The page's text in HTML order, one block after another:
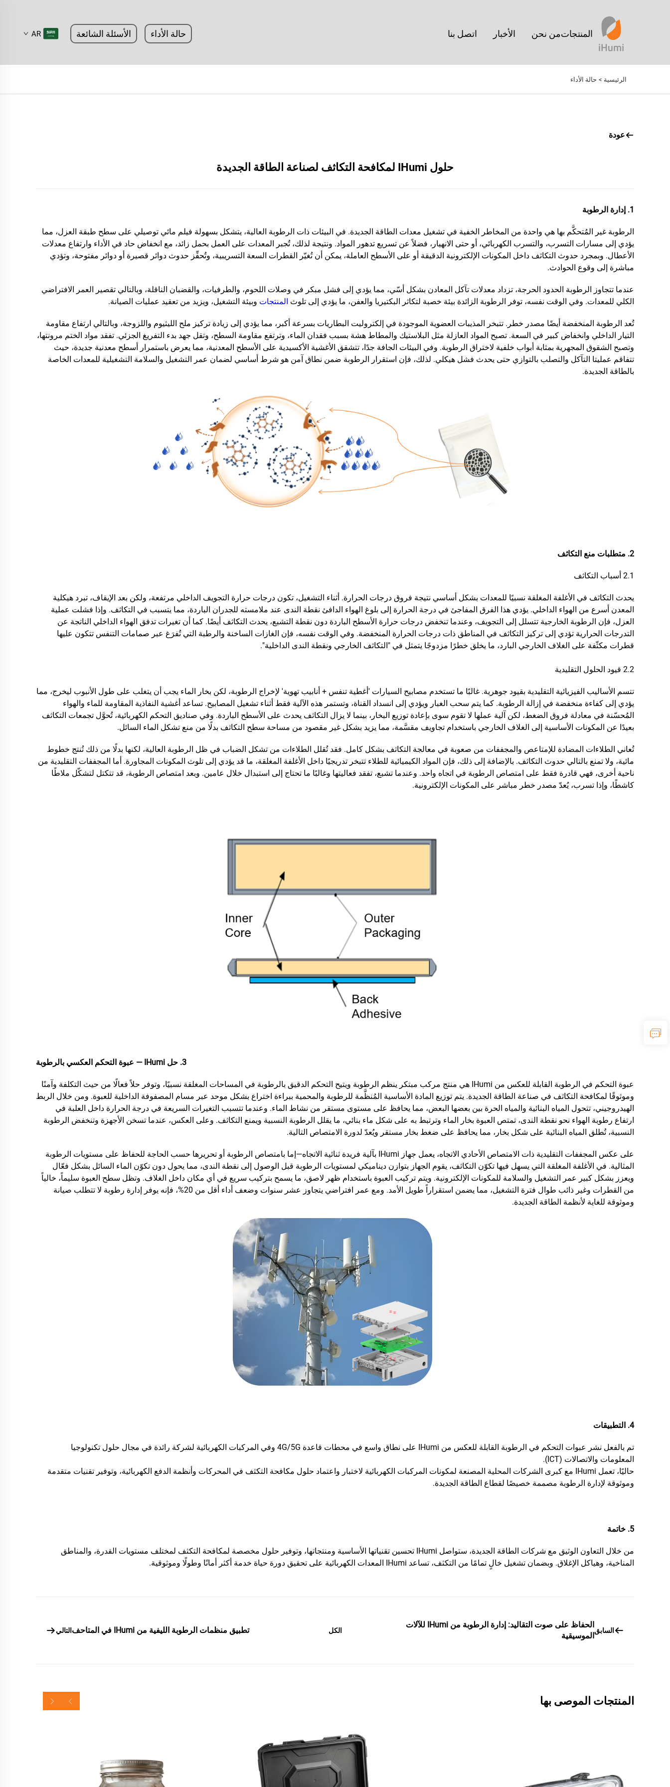
المنتجاتمن نحن الأخبار اتصل بنا حالة الأداء الأسئلة الشائعة AR
الرئيسية > حالة الأداء
عودة
حلول IHumi لمكافحة التكاثف لصناعة الطاقة الجديدة
1. إدارة الرطوبة
الرطوبة غير المُتحكَّم بها هي واحدة من المخاطر الخفية في تشغيل معدات الطاقة الجديدة. في البيئات ذات الرطوبة العالية، يتشكل بسهولة فيلم مائي توصيلي على سطح طبقة العزل، مما
يؤدي إلى مسارات التسرب، والتسرب الكهربائي، أو حتى الانهيار، فضلاً عن تسريع تدهور المواد. ونتيجة لذلك، تُجبر المعدات على العمل بحمل زائد، مع انخفاض حاد في الأداء وارتفاع معدلات
الأعطال. وبمجرد حدوث التكاثف داخل المكونات الإلكترونية الدقيقة أو على الأسطح العاملة، يمكن أن تُغيّر القطرات السعة التسريبية، وتُحفِّز حدوث دوائر قصيرة أو دوائر مفتوحة، وتؤدي
مباشرة إلى وقوع الحوادث.
عندما تتجاوز الرطوبة الحدود الحرجة، تزداد معدلات تآكل المعادن بشكل أسّي، مما يؤدي إلى فشل مبكر في وصلات اللحوم، والطرفيات، والقضبان الناقلة، وبالتالي تقصير العمر الافتراضي
الكلي للمعدات. وفي الوقت نفسه، توفر الرطوبة الزائدة بيئة خصبة لتكاثر البكتيريا والعفن، ما يؤدي إلى تلوث المنتجات وبيئة التشغيل، ويزيد من تعقيد عمليات الصيانة.
تُعد الرطوبة المنخفضة أيضًا مصدر خطر. تتبخر المذيبات العضوية الموجودة في إلكتروليت البطاريات بسرعة أكبر، مما يؤدي إلى زيادة تركيز ملح الليثيوم واللزوجة، وبالتالي ارتفاع مقاومة
التيار الداخلي وانخفاض كبير في السعة. تصبح المواد العازلة مثل البلاستيك والمطاط هشة بسبب فقدان الماء، وترتفع مقاومة السطح، وتقل جهد بدء التفريغ الجزئي. تفقد مواد الختم مرونتها،
وتصبح الشقوق المجهرية بمثابة أبواب خلفية لاختراق الرطوبة. وفي البيئات الجافة جدًا، تتشقق الأغشية الأكسيدية على الأسطح المعدنية، مما يعرض باستمرار أسطح معدنية جديدة، حيث
تتفاقم عمليتا التآكل والتصلب بالتوازي حتى يحدث فشل هيكلي. لذلك، فإن استقرار الرطوبة ضمن نطاق آمن هو شرط أساسي لضمان عمر التشغيل والسلامة التشغيلية للمعدات الخاصة
بالطاقة الجديدة.
2. متطلبات منع التكاثف
2.1 أسباب التكاثف
يحدث التكاثف في الأغلفة المغلقة نسبيًا للمعدات بشكل أساسي نتيجة فروق درجات الحرارة. أثناء التشغيل، تكون درجات حرارة التجويف الداخلي مرتفعة، ولكن بعد الإيقاف، تبرد هيكلية
المعدن أسرع من الهواء الداخلي. يؤدي هذا الفرق المفاجئ في درجة الحرارة إلى بلوغ الهواء الدافئ نقطة الندى عند ملامسته للجدران الباردة، مما يتسبب في التكاثف. وإذا فشلت عملية
العزل، فإن الرطوبة الخارجية تتسلل إلى التجويف، وعندما تنخفض درجات حرارة الأسطح الباردة دون نقطة التشبع، يحدث التكاثف أيضًا. كما أن تغيرات تدفق الهواء الداخلي الناتجة عن
التدرجات الحرارية تؤدي إلى تركيز التكاثف في المناطق ذات درجات الحرارة المنخفضة. وفي الوقت نفسه، فإن الغازات الساخنة والرطبة التي تُفرَغ عبر صمامات التنفس تتكون عليها
قطرات مكثّفة على الغلاف الخارجي البارد، ما يخلق خطرًا مزدوجًا يتمثل في "التكاثف الخارجي ونقطة الندى الداخلية".
2.2 قيود الحلول التقليدية
تتسم الأساليب الفيزيائية التقليدية بقيود جوهرية. غالبًا ما تستخدم مصابيح السيارات 'أغطية تنفس + أنابيب تهوية' لإخراج الرطوبة، لكن بخار الماء يجب أن يتغلب على طول الأنبوب ليخرج، مما
يؤدي إلى كفاءة منخفضة في إزالة الرطوبة. كما يتم سحب الغبار ويؤدي إلى انسداد القناة، وتستمر هذه الآلية فقط أثناء تشغيل المصابيح. تساعد أغشية النفاذية المقاومة للماء والهواء
المُحسّنة في معادلة فروق الضغط، لكن آلية عملها لا تقوم سوى بإعادة توزيع البخار، بينما لا يزال التكاثف يحدث على الأسطح الباردة. وفي صناديق التحكم الكهربائية، تُحوَّل تجمعات التكاثف
بعيدًا عن المكونات الأساسية إلى الغلاف الخارجي باستخدام تجاويف مقسَّمة، مما يزيد بشكل غير مقصود من مساحة سطح التكاثف بدلًا من منع تشكل الماء السائل.
تُعاني الطلاءات المضادة للإمتاعص والمجففات من صعوبة في معالجة التكاثف بشكل كامل. فقد تُقلل الطلاءات من تشكل الضباب في ظل الرطوبة العالية، لكنها بدلًا من ذلك تُنتج خطوط
مائية، ولا تمنع بالتالي حدوث التكاثف. بالإضافة إلى ذلك، فإن المواد الكيميائية للطلاء تتبخر تدريجيًا داخل الأغلفة المغلقة، ما قد يؤدي إلى تلوث المكونات المجاورة. أما المجففات التقليدية من
ناحية أخرى، فهي قادرة فقط على امتصاص الرطوبة في اتجاه واحد. وعندما تشبع، تفقد فعاليتها وغالبًا ما تحتاج إلى استبدال خلال عامين. وبعد امتصاص الرطوبة، قد تتكتل لتشكّل ملاطًا
كاشطًا، وإذا تسرب، يُعدّ مصدر خطر مباشر على المكونات الإلكترونية.
3. حل IHumi — عبوة التحكم العكسي بالرطوبة
عبوة التحكم في الرطوبة القابلة للعكس من IHumi هي منتج مركب مبتكر ينظم الرطوبة ويتيح التحكم الدقيق بالرطوبة في المساحات المغلقة نسبيًا، وتوفر حلاً فعالًا من حيث التكلفة وآمنًا
وموثوقًا لمكافحة التكاثف في صناعة الطاقة الجديدة. يتم توزيع المادة الأساسية المُنظَّمة للرطوبة والمحمية ببراءة اختراع بشكل موحد عبر مسام المصفوفة الداخلية للعبوة. ومن خلال الربط
الهيدروجيني، تتحول المياه البنائية والمياه الحرة بين بعضها البعض، مما يحافظ على مستوى مستقر من نشاط الماء. وعندما تتسبب التغيرات السريعة في درجة الحرارة داخل العلبة في
ارتفاع رطوبة الهواء نحو نقطة الندى، تمتص العبوة بخار الماء وترتبط به على شكل ماء بنائي، ما يقلل الرطوبة النسبية ويمنع التكاثف. وعلى العكس، عندما تسخن الأجهزة وتنخفض الرطوبة
النسبية، تُطلق المياه البنائية على شكل بخار، مما يحافظ على ضغط بخار مستقر ويُعدّ لدورة الامتصاص التالية.
على عكس المجففات التقليدية ذات الامتصاص الأحادي الاتجاه، يعمل جهاز IHumi بآلية فريدة ثنائية الاتجاه—إما بامتصاص الرطوبة أو تحريرها حسب الحاجة للحفاظ على مستويات الرطوبة
المثالية. في الأغلفة المغلقة التي يسهل فيها تكوّن التكاثف، يقوم الجهاز بتوازن ديناميكي لمستويات الرطوبة قبل الوصول إلى نقطة الندى، مما يحول دون تكوّن الماء السائل بشكل فعّال
ويعزز بشكل كبير عمر التشغيل والسلامة للمكونات الإلكترونية. ويتم تركيب العبوة باستخدام ظهر لاصق، ما يسمح بتركيب سريع في أي مكان داخل الغلاف. وتظل سطح العبوة سليماً، خالياً
من القطرات وغير ذائب طوال فترة التشغيل، مما يضمن استقراراً طويل الأمد. ومع عمر افتراضي يتجاوز عشر سنوات وضعف أداء أقل من 20%، فإنه يوفر إدارة رطوبة لا تتطلب صيانة
وموثوقة للغاية لأنظمة الطاقة الجديدة.
4. التطبيقات
تم بالفعل نشر عبوات التحكم في الرطوبة القابلة للعكس من IHumi على نطاق واسع في محطات قاعدة 4G/5G وفي المركبات الكهربائية لشركة رائدة في مجال حلول تكنولوجيا
المعلومات والاتصالات (ICT).
حاليًا، تعمل IHumi مع كبرى الشركات المحلية المصنعة لمكونات المركبات الكهربائية لاختبار واعتماد حلول مكافحة التكثف في المحركات وأنظمة الدفع الكهربائية، وتوفير تقنيات متقدمة
وموثوقة لإدارة الرطوبة مصممة خصيصًا لقطاع الطاقة الجديدة.
5. خاتمة
من خلال التعاون الوثيق مع شركات الطاقة الجديدة، ستواصل IHumi تحسين تقنياتها الأساسية ومنتجاتها، وتوفير حلول مخصصة لمكافحة التكثف لمختلف مستويات القدرة، والمناطق
المناخية، وهياكل الإغلاق. وبضمان تشغيل خالٍ تمامًا من التكثف، تساعد IHumi المعدات الكهربائية على تحقيق دورة حياة خدمة أكثر أمانًا وطولًا وموثوقية.
السابق
الحفاظ على صوت التقاليد: إدارة الرطوبة من IHumi للآلات
الموسيقية
الكل تطبيق منظمات الرطوبة الليفية من IHumi في المتاحف التالي
المنتجات الموصى بها